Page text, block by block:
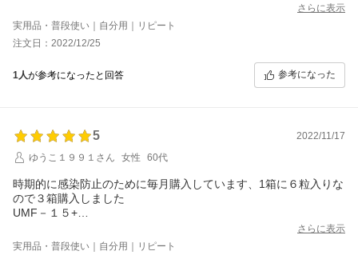
さらに表示
実用品・普段使い｜自分用｜リピート
注文日：2022/12/25
1人が参考になったと回答 参考になった
5
2022/11/17
ゆうこ１９９１さん
女性 60代
時期的に感染防止のために毎月購入しています、1箱に６粒入りな
ので３箱購入しました
UMF－１５+
これからもよろしくお願いいたします
さらに表示
実用品・普段使い｜自分用｜リピート